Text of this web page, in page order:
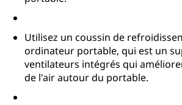
Utilisez un coussin de
ordinateur portable, qui est un
ventilateurs intégrés qui
de l'air autour du portable.